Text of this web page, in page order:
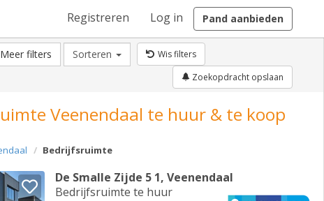
Registreren Log in Pand aanbieden
Meer filters Sorteren
Wis filters
Zoekopdracht opslaan
Veenendaal te huur & te koop
Bedrijfsruimte
De Smalle Zijde 5 1, Veenendaal
Bedrijfsruimte te huur